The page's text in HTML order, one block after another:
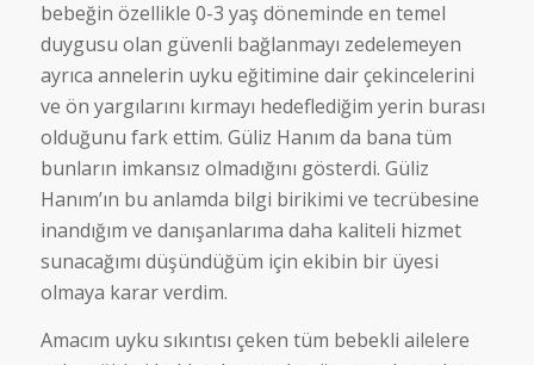
bebeğin özellikle 0-3 yaş döneminde en temel
duygusu olan güvenli bağlanmayı zedelemeyen
ayrıca annelerin uyku eğitimine dair çekincelerini
ve ön yargılarını kırmayı hedeflediğim yerin burası
olduğunu fark ettim. Güliz Hanım da bana tüm
bunların imkansız olmadığını gösterdi. Güliz
Hanım’ın bu anlamda bilgi birikimi ve tecrübesine
inandığım ve danışanlarıma daha kaliteli hizmet
sunacağımı düşündüğüm için ekibin bir üyesi
olmaya karar verdim.
Amacım uyku sıkıntısı çeken tüm bebekli ailelere